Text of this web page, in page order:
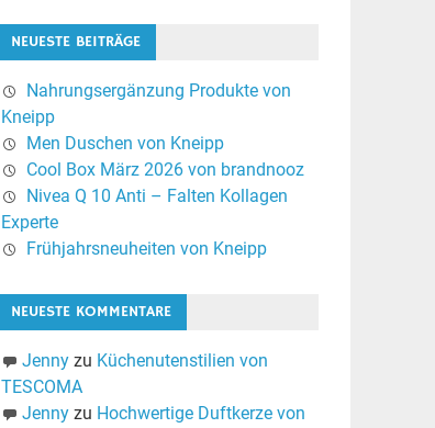
NEUESTE BEITRÄGE
Nahrungsergänzung Produkte von
Kneipp
Men Duschen von Kneipp
Cool Box März 2026 von brandnooz
Nivea Q 10 Anti – Falten Kollagen
Experte
Frühjahrsneuheiten von Kneipp
NEUESTE KOMMENTARE
Jennyzu Küchenutenstilien von
TESCOMA
Jennyzu Hochwertige Duftkerze von